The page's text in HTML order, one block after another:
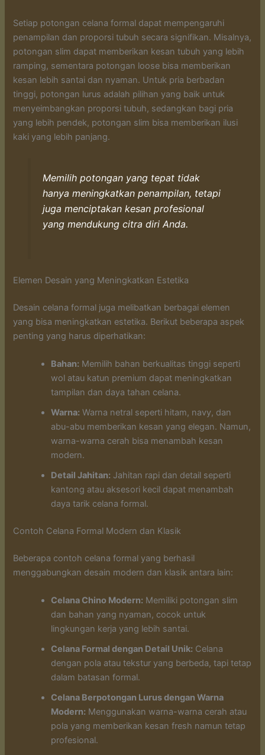
Setiap potongan celana formal dapat mempengaruhi
penampilan dan proporsi tubuh secara signifikan. Misalnya,
potongan slim dapat memberikan kesan tubuh yang lebih
ramping, sementara potongan loose bisa memberikan
kesan lebih santai dan nyaman. Untuk pria berbadan
tinggi, potongan lurus adalah pilihan yang baik untuk
menyeimbangkan proporsi tubuh, sedangkan bagi pria
yang lebih pendek, potongan slim bisa memberikan ilusi
kaki yang lebih panjang.
Memilih potongan yang tepat tidak
hanya meningkatkan penampilan, tetapi
juga menciptakan kesan profesional
yang mendukung citra diri Anda.
Elemen Desain yang Meningkatkan Estetika
Desain celana formal juga melibatkan berbagai elemen
yang bisa meningkatkan estetika. Berikut beberapa aspek
penting yang harus diperhatikan:
Bahan: Memilih bahan berkualitas tinggi seperti
wol atau katun premium dapat meningkatkan
tampilan dan daya tahan celana.
Warna: Warna netral seperti hitam, navy, dan
abu-abu memberikan kesan yang elegan. Namun,
warna-warna cerah bisa menambah kesan
modern.
Detail Jahitan: Jahitan rapi dan detail seperti
kantong atau aksesori kecil dapat menambah
daya tarik celana formal.
Contoh Celana Formal Modern dan Klasik
Beberapa contoh celana formal yang berhasil
menggabungkan desain modern dan klasik antara lain:
Celana Chino Modern: Memiliki potongan slim
dan bahan yang nyaman, cocok untuk
lingkungan kerja yang lebih santai.
Celana Formal dengan Detail Unik: Celana
dengan pola atau tekstur yang berbeda, tapi tetap
dalam batasan formal.
Celana Berpotongan Lurus dengan Warna
Modern: Menggunakan warna-warna cerah atau
pola yang memberikan kesan fresh namun tetap
profesional.